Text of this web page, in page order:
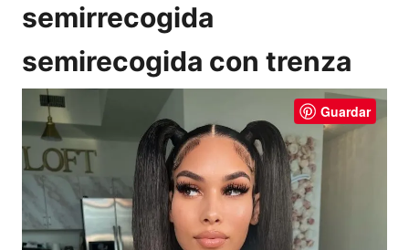
semirrecogida
semirecogida con trenza
Guardar